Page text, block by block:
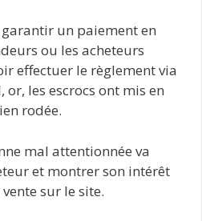
un paiement en
ou les acheteurs
effectuer le règlement via
les escrocs ont mis en
rodée.
mal attentionnée va
et montrer son intérêt
sur le site.